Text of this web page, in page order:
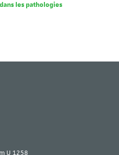
les pathologies
U 1258